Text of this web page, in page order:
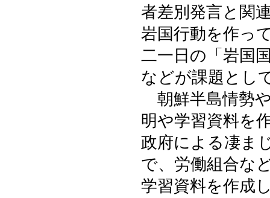
者差別発言と関
岩国行動を作っ
二一日の「岩国
などが課題とし
朝鮮半島情勢
明や学習資料を
政府による凄ま
で、労働組合な
学習資料を作成